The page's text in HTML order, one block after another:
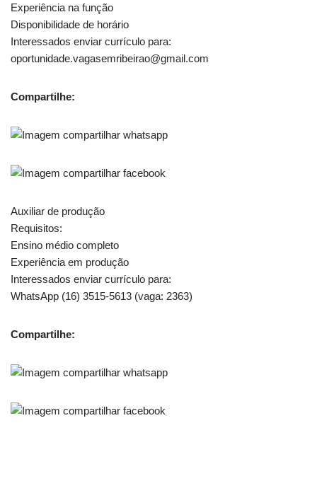
Experiência na função
Disponibilidade de horário
Interessados enviar currículo para:
oportunidade.vagasemribeirao@gmail.com
Compartilhe:
Auxiliar de produção
Requisitos:
Ensino médio completo
Experiência em produção
Interessados enviar currículo para:
WhatsApp (16) 3515-5613 (vaga: 2363)
Compartilhe: